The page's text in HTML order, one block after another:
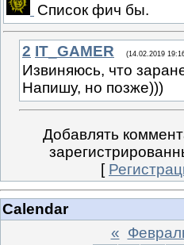
Список фич бы.
2 IT_GAMER (14.02.2019
Извиняюсь, что
Напишу, но позже)))
Добавлять
[
Calendar
«